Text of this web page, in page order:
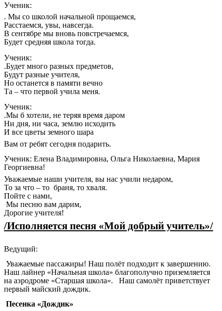
Ученик:
. Мы со школой начальной прощаемся,
Расстаемся, увы, навсегда.
В сентябре мы вновь повстречаемся,
Будет средняя школа тогда.
Ученик:
.Будет много разных предметов,
Будут разные учителя,
Но останется в памяти вечно
Та – что первой учила меня.
Ученик:
.Мы б хотели, не теряя время даром
Ни дня, ни часа, землю исходить
И все цветы земного шара
Вам от ребят сегодня подарить.
Ученик: Елена Владимировна, Ольга Николаевна, Мария
Георгиевна!
Уважаемые наши учителя, вы нас учили недаром,
То за что – то браня, то хваля.
Пойте с нами,
Мы песню вам дарим,
Дорогие учителя!
/Исполняется песня «Мой добрый учитель»/
Ведущий:
Уважаемые пассажиры! Наш полёт подходит к завершению.
Наш лайнер «Начальная школа» благополучно приземляется
на аэродроме «Старшая школа». Наш самолёт приветствует
первый майский дождик.
Песенка «Дождик»